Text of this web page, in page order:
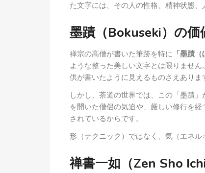
た文字には、その人の性格、精神状態、
墨蹟（Bokuseki）の価
禅宗の高僧が書いた筆跡を特に 「墨蹟
ような整った美しい文字とは限りませ
供が書いたように見えるものさえありま
しかし、茶道の世界では、この「墨蹟
を開いた僧侶の気迫や、厳しい修行を
されているからです。
形（テクニック）ではなく、気（エネ
禅書一如（Zen Sho